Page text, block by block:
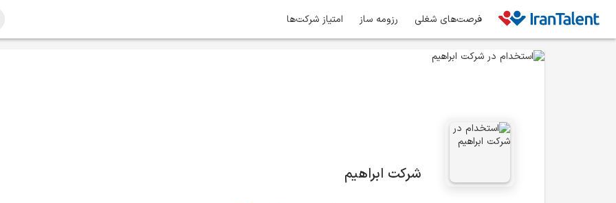
فرصت‌های شغلی رزومه ساز امتیاز شرکت‌ها
شرکت ابراهیم